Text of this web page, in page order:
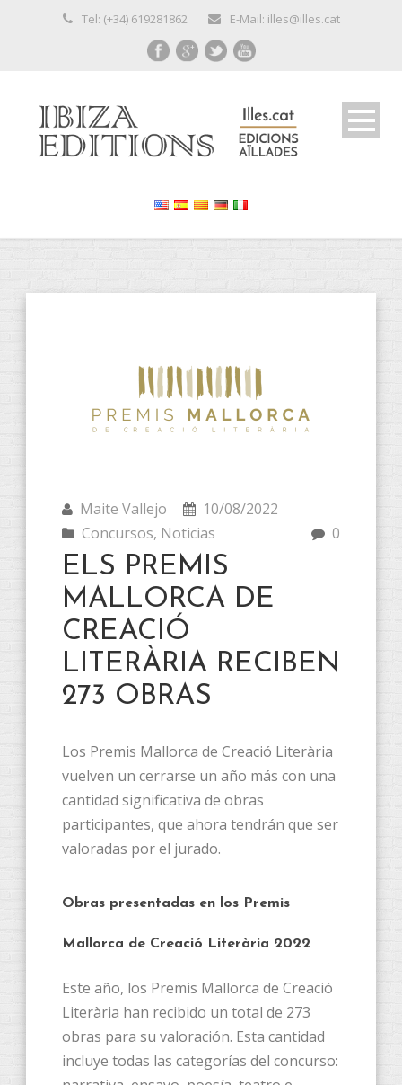
Tel: (+34) 619281862 E-Mail: illes@illes.cat
Maite Vallejo
10/08/2022
Concursos, Noticias 0
ELS PREMIS
MALLORCA DE
CREACIÓ
LITERÀRIA RECIBEN
273 OBRAS
Los Premis Mallorca de Creació Literària
vuelven un cerrarse un año más con una
cantidad significativa de obras
participantes, que ahora tendrán que ser
valoradas por el jurado.
Obras presentadas en los Premis
Mallorca de Creació Literària 2022
Este año, los Premis Mallorca de Creació
Literària han recibido un total de 273
obras para su valoración. Esta cantidad
incluye todas las categorías del concurso: